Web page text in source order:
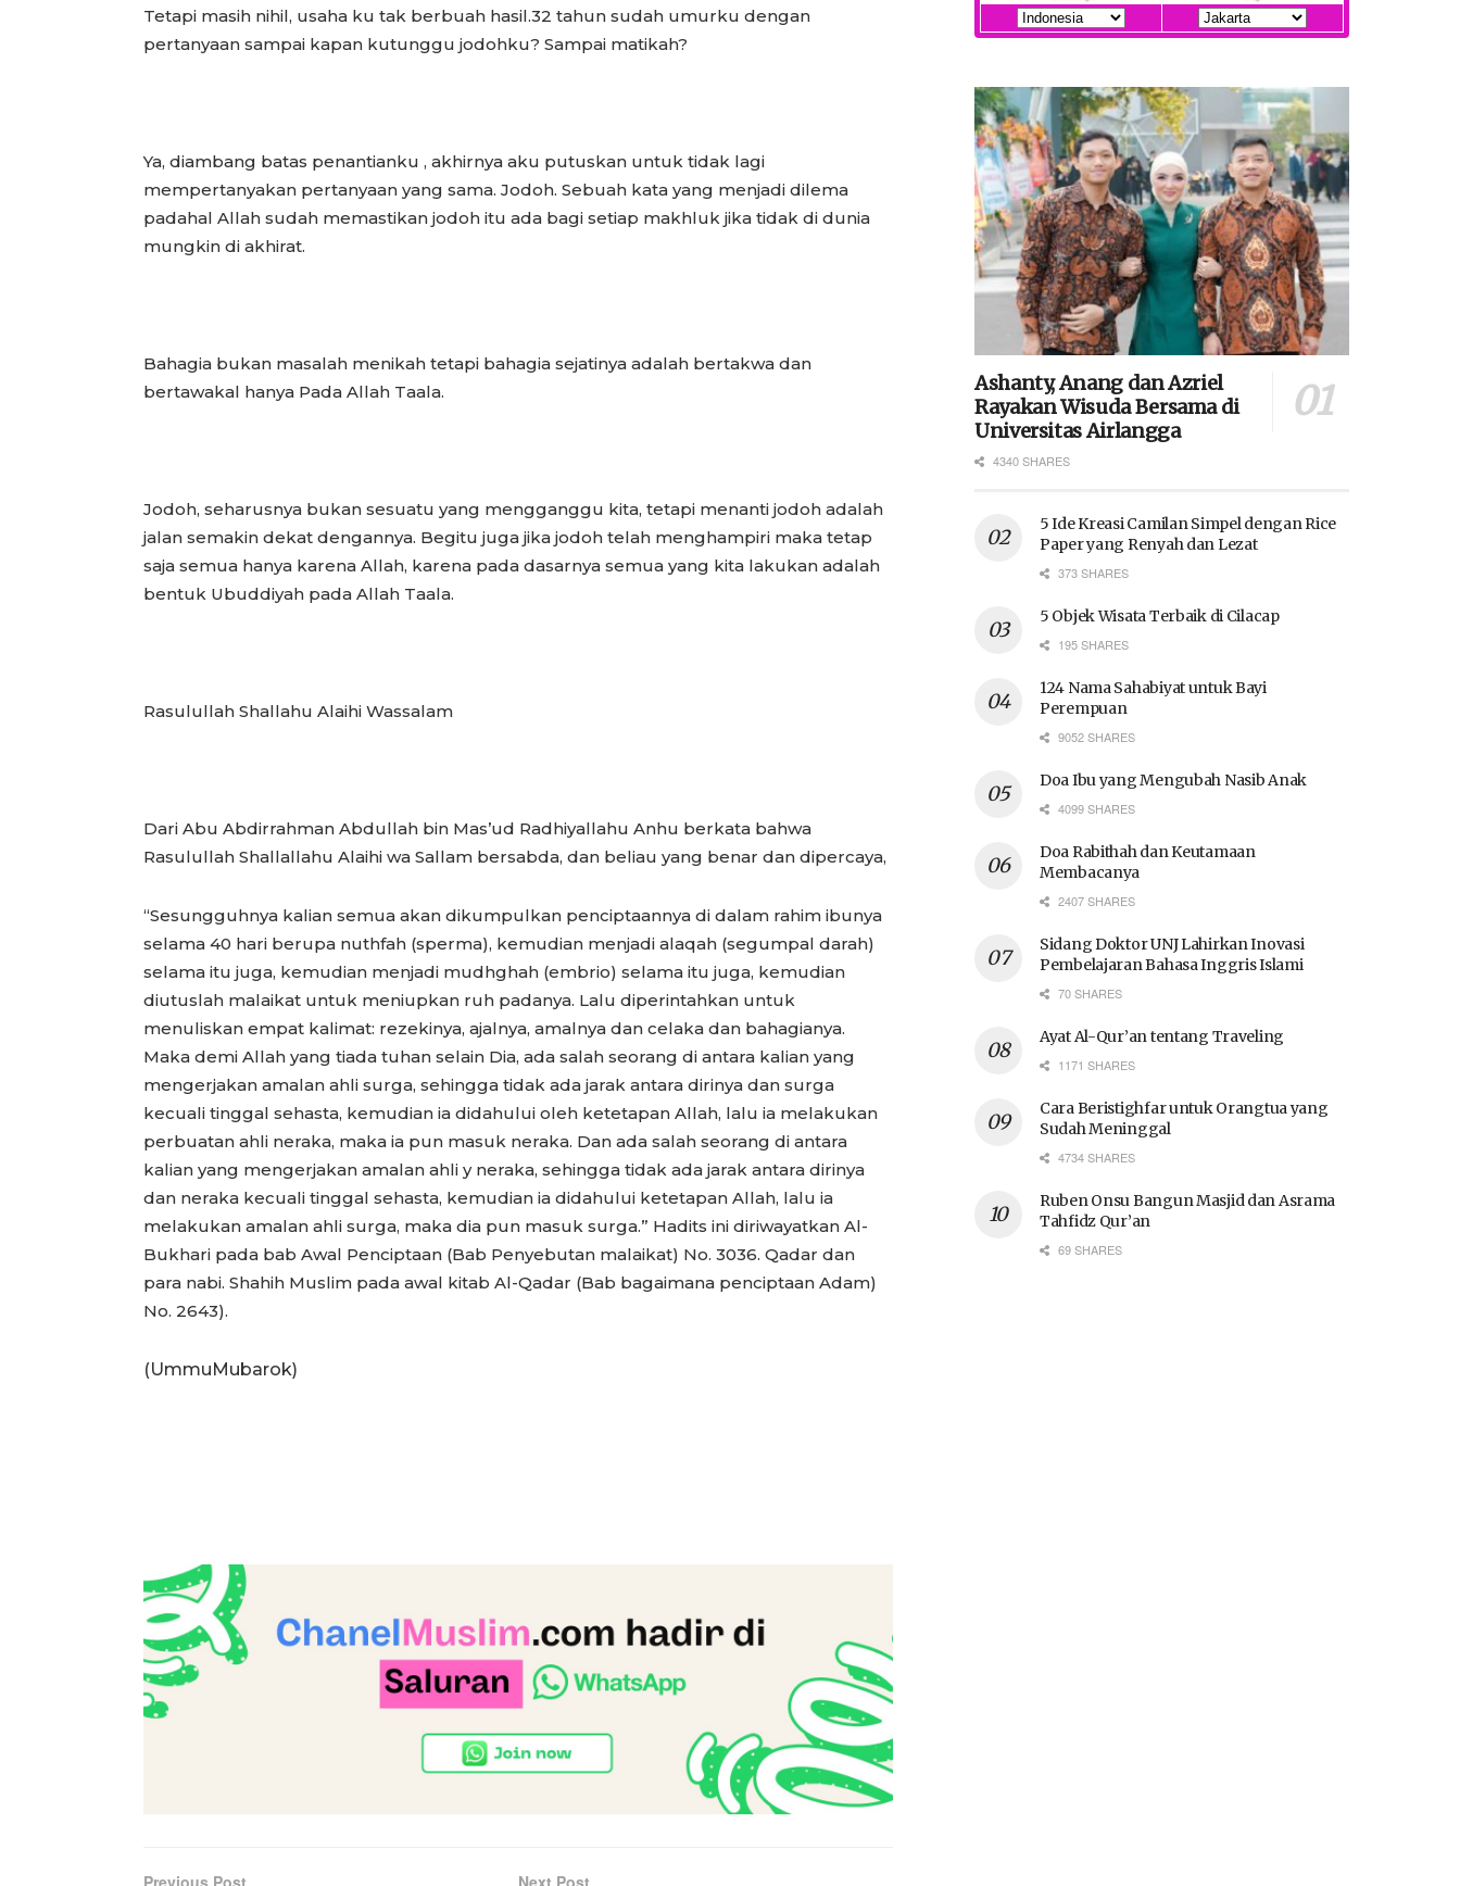
Tetapi masih nihil, usaha ku tak berbuah hasil.32 tahun sudah umurku dengan
pertanyaan sampai kapan kutunggu jodohku? Sampai matikah?
Ya, diambang batas penantianku , akhirnya aku putuskan untuk tidak lagi
mempertanyakan pertanyaan yang sama. Jodoh. Sebuah kata yang menjadi dilema
padahal Allah sudah memastikan jodoh itu ada bagi setiap makhluk jika tidak di dunia
mungkin di akhirat.
Bahagia bukan masalah menikah tetapi bahagia sejatinya adalah bertakwa dan
bertawakal hanya Pada Allah Taala.
Jodoh, seharusnya bukan sesuatu yang mengganggu kita, tetapi menanti jodoh adalah
jalan semakin dekat dengannya. Begitu juga jika jodoh telah menghampiri maka tetap
saja semua hanya karena Allah, karena pada dasarnya semua yang kita lakukan adalah
bentuk Ubuddiyah pada Allah Taala.
Rasulullah Shallahu Alaihi Wassalam
Dari Abu Abdirrahman Abdullah bin Mas’ud Radhiyallahu Anhu berkata bahwa
Rasulullah Shallallahu Alaihi wa Sallam bersabda, dan beliau yang benar dan dipercaya,
“Sesungguhnya kalian semua akan dikumpulkan penciptaannya di dalam rahim ibunya
selama 40 hari berupa nuthfah (sperma), kemudian menjadi alaqah (segumpal darah)
selama itu juga, kemudian menjadi mudhghah (embrio) selama itu juga, kemudian
diutuslah malaikat untuk meniupkan ruh padanya. Lalu diperintahkan untuk
menuliskan empat kalimat: rezekinya, ajalnya, amalnya dan celaka dan bahagianya.
Maka demi Allah yang tiada tuhan selain Dia, ada salah seorang di antara kalian yang
mengerjakan amalan ahli surga, sehingga tidak ada jarak antara dirinya dan surga
kecuali tinggal sehasta, kemudian ia didahului oleh ketetapan Allah, lalu ia melakukan
perbuatan ahli neraka, maka ia pun masuk neraka. Dan ada salah seorang di antara
kalian yang mengerjakan amalan ahli y neraka, sehingga tidak ada jarak antara dirinya
dan neraka kecuali tinggal sehasta, kemudian ia didahului ketetapan Allah, lalu ia
melakukan amalan ahli surga, maka dia pun masuk surga.” Hadits ini diriwayatkan Al-
Bukhari pada bab Awal Penciptaan (Bab Penyebutan malaikat) No. 3036. Qadar dan
para nabi. Shahih Muslim pada awal kitab Al-Qadar (Bab bagaimana penciptaan Adam)
No. 2643).
(UmmuMubarok)
Previous Post Next Post
Ashanty, Anang dan Azriel
Rayakan Wisuda Bersama di
Universitas Airlangga
4340 SHARES
5 Ide Kreasi Camilan Simpel dengan Rice
Paper yang Renyah dan Lezat
373 SHARES
5 Objek Wisata Terbaik di Cilacap
195 SHARES
124 Nama Sahabiyat untuk Bayi
Perempuan
9052 SHARES
Doa Ibu yang Mengubah Nasib Anak
4099 SHARES
Doa Rabithah dan Keutamaan
Membacanya
2407 SHARES
Sidang Doktor UNJ Lahirkan Inovasi
Pembelajaran Bahasa Inggris Islami
70 SHARES
Ayat Al-Qur’an tentang Traveling
1171 SHARES
Cara Beristighfar untuk Orangtua yang
Sudah Meninggal
4734 SHARES
Ruben Onsu Bangun Masjid dan Asrama
Tahfidz Qur’an
69 SHARES